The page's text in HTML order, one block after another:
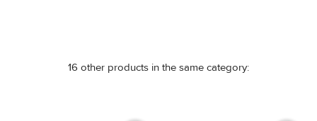
16 other products in the same category: